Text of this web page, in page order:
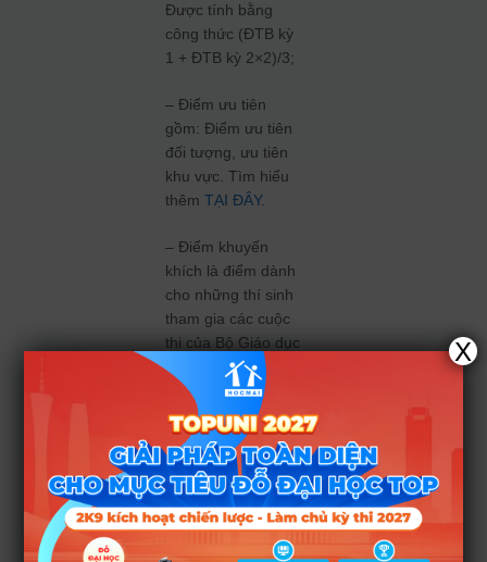
Được tính bằng
công thức (ĐTB kỳ
1 + ĐTB kỳ 2×2)/3;
– Điểm ưu tiên
gồm: Điểm ưu tiên
đối tượng, ưu tiên
khu vực. Tìm hiểu
thêmTẠI ĐÂY.
– Điểm khuyến
khích là điểm dành
cho những thí sinh
tham gia các cuộc
thi của Bộ Giáo dục
tổ chức (phân theo
diện tốt nghiệp) và
đạt được thành tích
nổi bật.
X